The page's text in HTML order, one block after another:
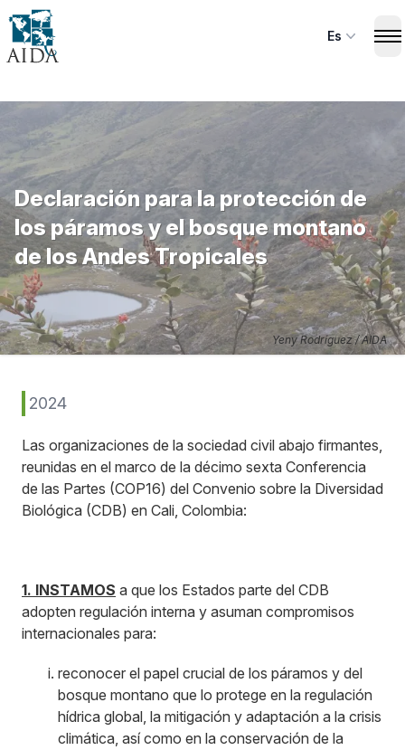
Skip
main
Es
Declaración para la protección de
los páramos y el bosque montano
de los Andes Tropicales
Yeny Rodríguez / AIDA
2024
Las organizaciones de la sociedad civil abajo firmantes,
reunidas en el marco de la décimo sexta Conferencia
de las Partes (COP16) del Convenio sobre la Diversidad
Biológica (CDB) en Cali, Colombia:
1. INSTAMOS a que los Estados parte del CDB
adopten regulación interna y asuman compromisos
internacionales para:
reconocer el papel crucial de los páramos y del
bosque montano que lo protege en la regulación
hídrica global, la mitigación y adaptación a la crisis
climática, así como en la conservación de la